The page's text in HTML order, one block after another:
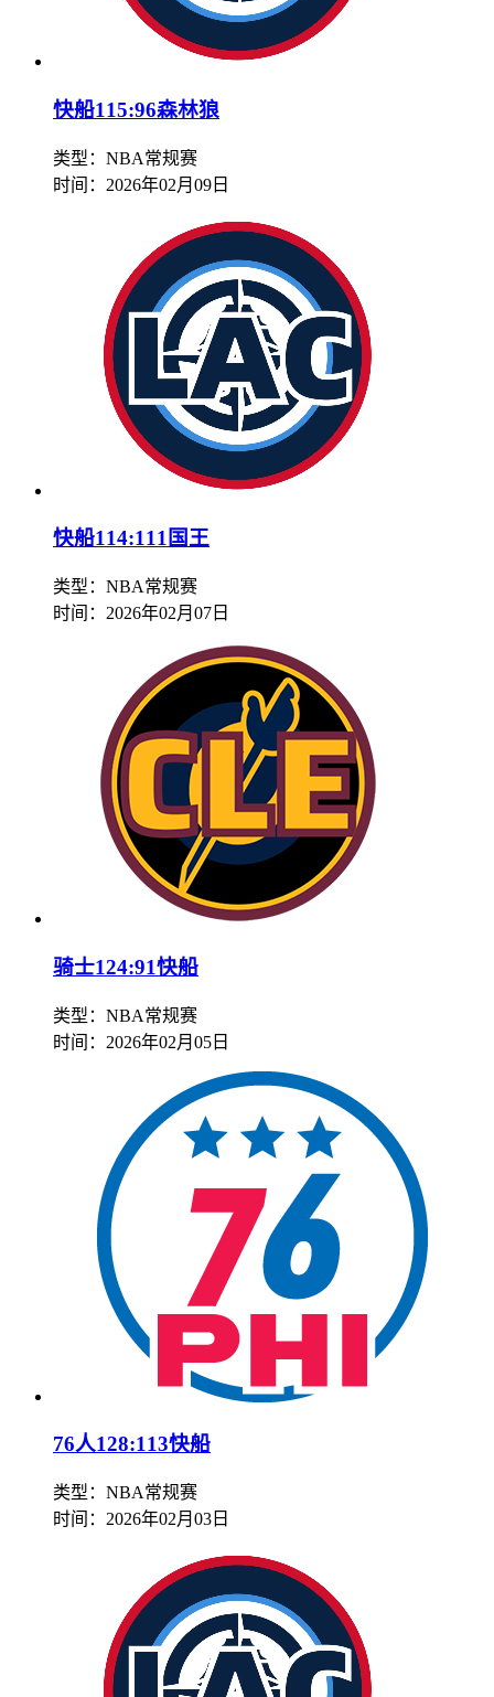
快船115:96森林狼
类型：NBA常规赛
时间： 2026年02月09日
快船114:111国王
类型：NBA常规赛
时间： 2026年02月07日
骑士124:91快船
类型：NBA常规赛
时间： 2026年02月05日
76人128:113快船
类型：NBA常规赛
时间： 2026年02月03日